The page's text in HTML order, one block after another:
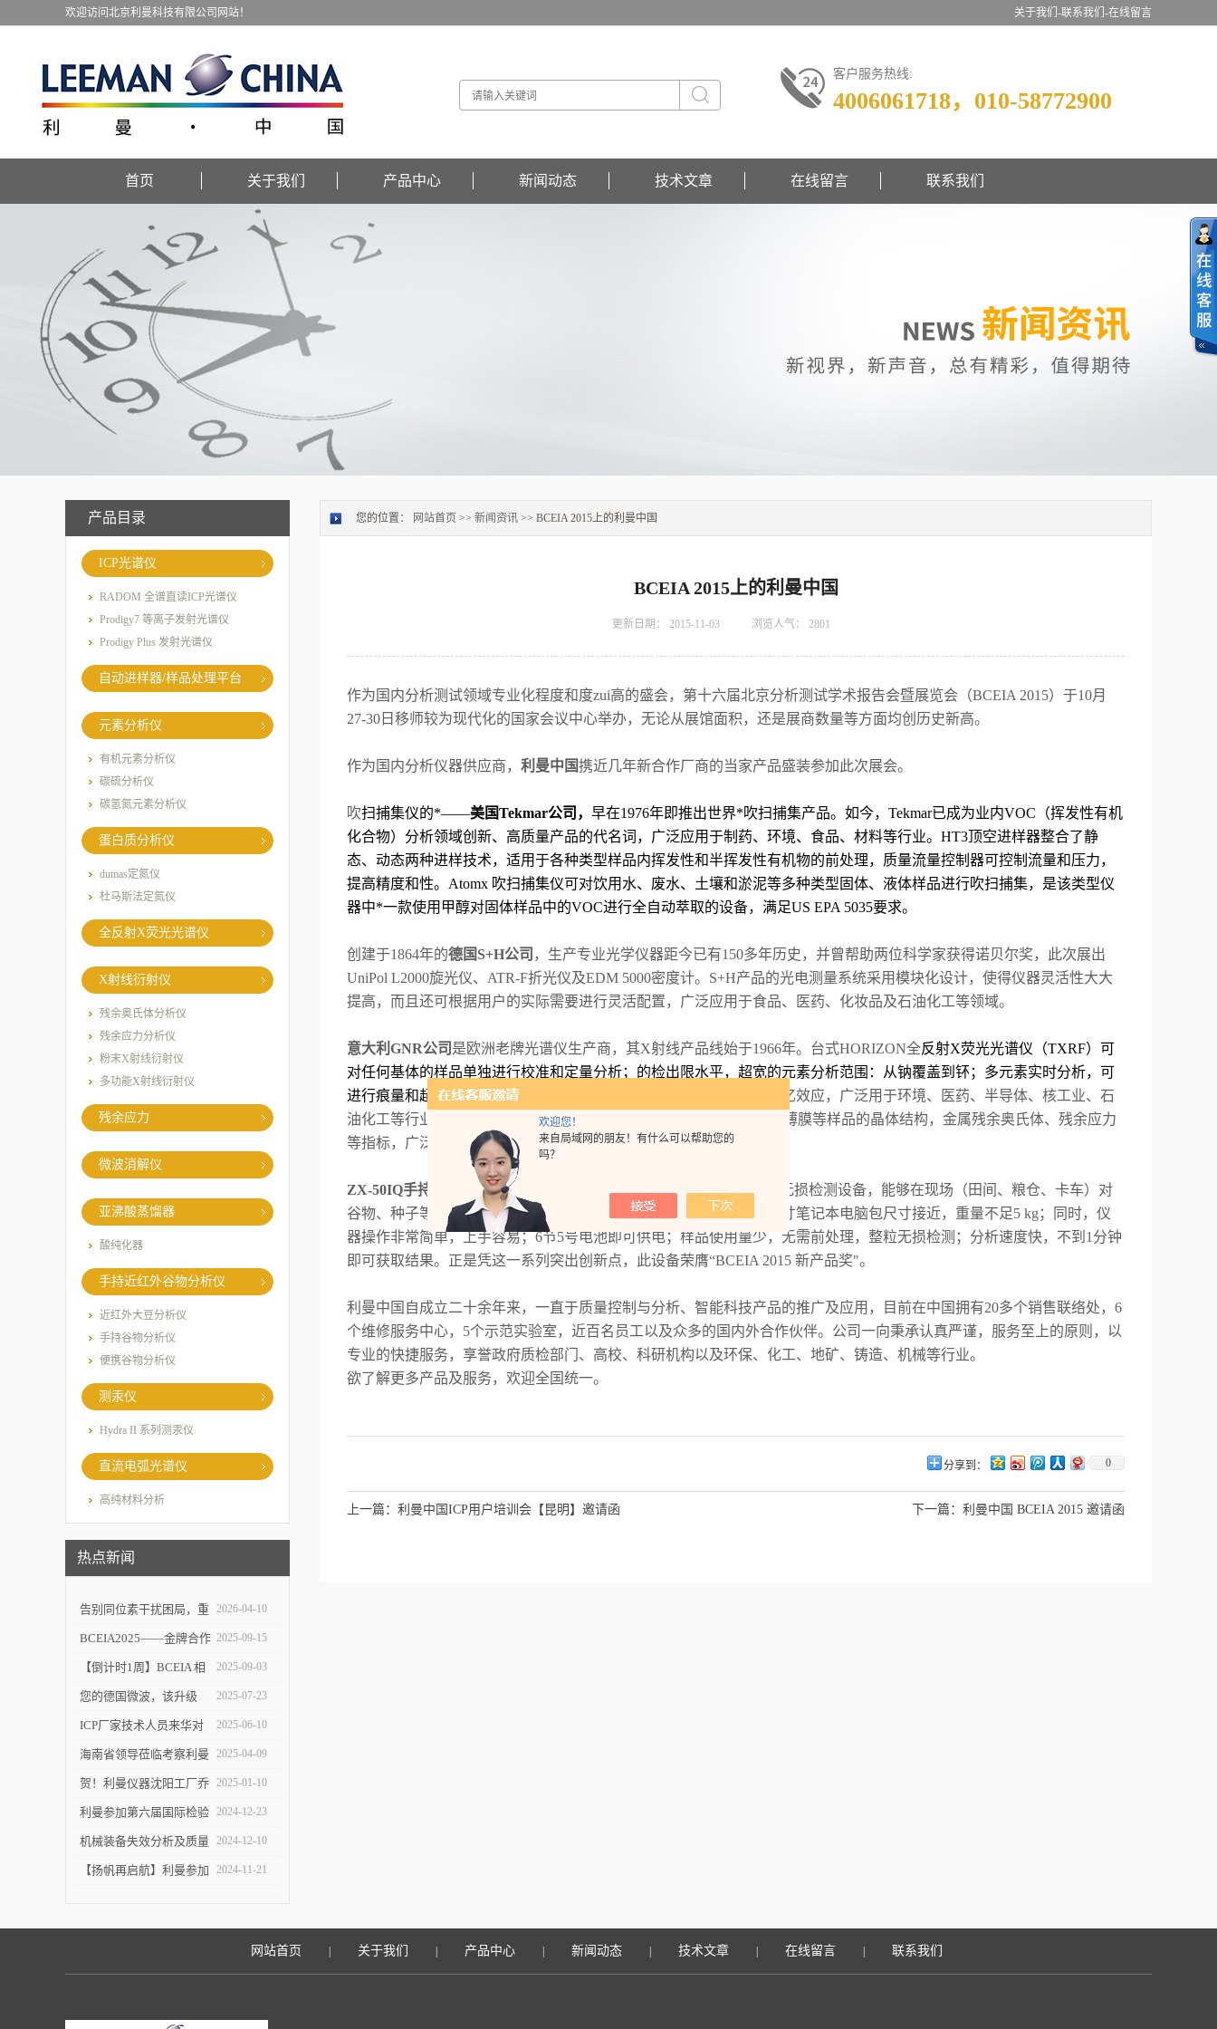
欢迎您！
来自局域网的朋友！有什么可以帮助您的
吗？
关于我们-联系我们-在线留言
欢迎访问北京利曼科技有限公司网站！
客户服务热线:
4006061718，010-58772900
首页 关于我们 产品中心 新闻动态 技术文章 在线留言 联系我们
产品目录
ICP光谱仪
RADOM 全谱直读ICP光谱仪
Prodigy7 等离子发射光谱仪
Prodigy Plus 发射光谱仪
自动进样器/样品处理平台
元素分析仪
有机元素分析仪
碳硫分析仪
碳氢氮元素分析仪
蛋白质分析仪
dumas定氮仪
杜马斯法定氮仪
全反射X荧光光谱仪
X射线衍射仪
残余奥氏体分析仪
残余应力分析仪
粉末X射线衍射仪
多功能X射线衍射仪
残余应力
微波消解仪
亚沸酸蒸馏器
酸纯化器
手持近红外谷物分析仪
近红外大豆分析仪
手持谷物分析仪
便携谷物分析仪
测汞仪
Hydra II 系列测汞仪
直流电弧光谱仪
高纯材料分析
热点新闻
告别同位素干扰困局，重
塑 ICP-MS 分析新境界！
2026-04-10
BCEIA2025——金牌合作
伙伴的见证
2025-09-15
【倒计时1周】BCEIA 相
约利曼 不见不散 9.10-12
2025-09-03
您的德国微波，该升级
了！
2025-07-23
ICP厂家技术人员来华对
利曼进行培训
2025-06-10
海南省领导莅临考察利曼
仪器沈阳工厂
2025-04-09
贺！利曼仪器沈阳工厂乔
迁新址
2025-01-10
利曼参加第六届国际检验
检测技术与装备博览会
2024-12-23
机械装备失效分析及质量
改进技术交流会在陕举办
2024-12-10
【扬帆再启航】利曼参加
展
2024-11-21
您的位置： 网站首页 >> 新闻资讯 >> BCEIA 2015上的利曼中国
BCEIA 2015上的利曼中国
更新日期： 2015-11-03 浏览人气： 2801
作为国内分析测试领域专业化程度和度zui高的盛会，第十六届北京分析测试学术报告会暨展览会（BCEIA 2015）于10月
27-30 日移师较为现代化的国家会议中心举办，无论从展馆面积，还是展商数量等方面均创历史新高。
作为国内分析仪器供应商， 利曼中国携近几年新合作厂商的当家产品盛装参加此次展会。
吹扫捕集仪的*——美国Tekmar公司， 早在1976年即推出世界*吹扫捕集产品。如今， Tekmar已成为业内VOC （挥发性有机
化合物）分析领域创新、高质量产品的代名词，广泛应用于制药、环境、食品、材料等行业。 HT3顶空进样器整合了静
态、动态两种进样技术，适用于各种类型样品内挥发性和半挥发性有机物的前处理，质量流量控制器可控制流量和压力，
提高精度和性。 Atomx 吹扫捕集仪可对饮用水、废水、土壤和淤泥等多种类型固体、液体样品进行吹扫捕集，是该类型仪
器中*一款使用甲醇对固体样品中的VOC进行全自动萃取的设备，满足US EPA 5035要求。
创建于1864年的德国 S+H公司 ，生产专业光学仪器距今已有150多年历史，并曾帮助两位科学家获得诺贝尔奖，此次展出
UniPol L2000旋光仪、 ATR-F折光仪及EDM 5000密度计。 S+H产品的光电测量系统采用模块化设计，使得仪器灵活性大大
提高，而且还可根据用户的实际需要进行灵活配置，广泛应用于食品、医药、化妆品及石油化工等领域。
意大利 GNR公司 是欧洲老牌光谱仪生产商，其X射线产品线始于1966年。台式HORIZON全反射X荧光光谱仪（TXRF）可
对任何基体的样品单独进行校准和定量分析；的检出限水平，超宽的元素分析范围：从钠覆盖到钚；多元素实时分析，可
进行痕量和超痕量分析；无需任何化学前处理，非
破坏性分析，无记忆效应，广泛用于环境、医药、半导体、核工业、石
油化工等行业。另外
射线衍射仪（
）可用来测试粉末、薄膜等样品的晶体结构，金属残余奥氏体、残余应力
等指标，广泛用于科研、医药、机械等行业。
ZX-50IQ手持近红外谷物分析仪
是一款超便携式蛋白质、脂肪及水分无损检测设备，能够在现场（田间、粮仓、卡车）对
谷物、种子等进行快速分析。整机为带密码锁的手提铝箱包装，与
寸笔记本电脑包尺寸接近，重量不足5 kg ；同时，仪
器操作非常简单，上手容易；6节5号电池即可供电；样品使用量少，无需前处理，整粒无损检测；分析速度快，不到 1 分钟
即可获取结果。正是凭这一系列突出创新点，此设备荣膺“BCEIA 2015 新产品奖"。
利曼中国自成立二十余年来，一直于质量控制与分析、智能科技产品的推广及应用，目前在中国拥有20多个销售联络处， 6
个维修服务中心， 5个示范实验室，近百名员工以及众多的国内外合作伙伴。公司一向秉承认真严谨，服务至上的原则，以
专业的快捷服务，享誉政府质检部门、高校、科研机构以及环保、化工、地矿、铸造、机械等行业。
欲了解更多产品及服务，欢迎全国统一。
分享到： 0
上一篇： 利曼中国ICP用户培训会【昆明】邀请函 下一篇： 利曼中国 BCEIA 2015 邀请函
网站首页 关于我们 产品中心 新闻动态 技术文章 在线留言 联系我们